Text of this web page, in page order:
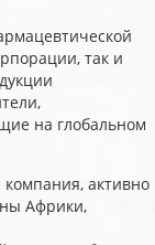
так и
на глобальном
активно
Африки,